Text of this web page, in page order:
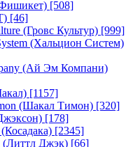
[508]
[46]
(Гровс Культур) [999]
(Хальцион Систем)
(Ай Эм Компани)
[1157]
(Шакал Тимон) [320]
[178]
[2345]
(Литтл Джэк) [66]